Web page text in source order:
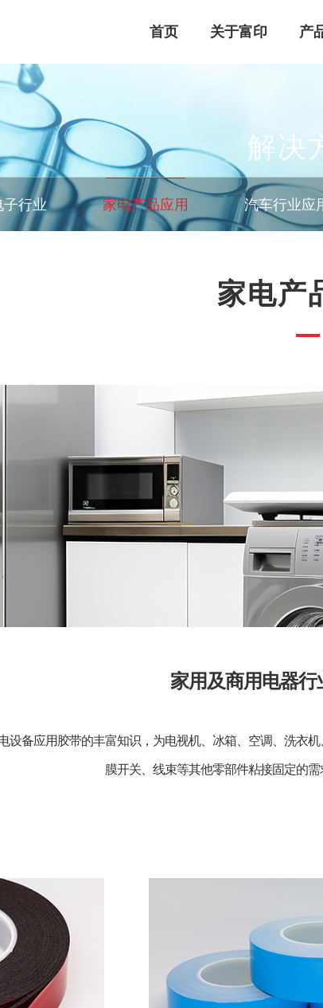
首页 关于富印
发展历程
产
压克力胶带
消费性电子行业
样品申请
行业资讯
解决
子行业 家电产品应用 汽车行业应
家电产
家用及商用电器
设备应用胶带的丰富知识，为电视机、冰箱、空调、洗衣
膜开关、线束等其他零部件粘接固定的
敏胶，复合单硅或
是以纤维网格布为基材，双
硅或者双硅离型材料复合而